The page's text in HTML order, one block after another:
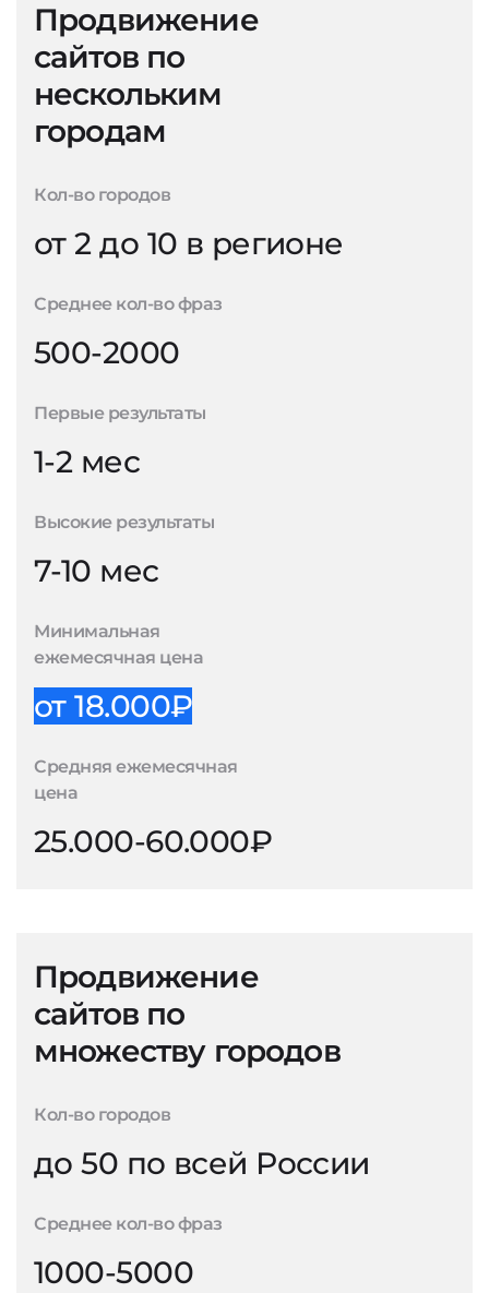
Продвижение
сайтов по
нескольким
городам
Кол-во городов
от 2 до 10 в регионе
Среднее кол-во фраз
500-2000
Первые результаты
1-2 мес
Высокие результаты
7-10 мес
Минимальная
ежемесячная цена
от 18.000₽
Средняя ежемесячная
цена
25.000-60.000₽
Продвижение
сайтов по
множеству городов
Кол-во городов
до 50 по всей России
Среднее кол-во фраз
1000-5000